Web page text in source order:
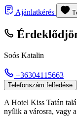
Ajánlatkérés
Soós Katalin
+36304115663
Telefonszám felfedése
A Hotel Kiss Tatán
nyílik a városra, vagy